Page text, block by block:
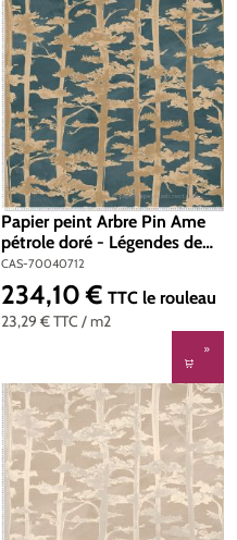
Papier peint Arbre Pin Ame
pétrole doré - Légendes de
Casamance | Réf. CAS-
70040712
CAS-70040712
23,29 €TTC / m2
Prix régulier :
234,10 € TTC le rouleau